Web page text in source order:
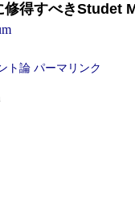
修得すべきStudet
ト論パーマリンク